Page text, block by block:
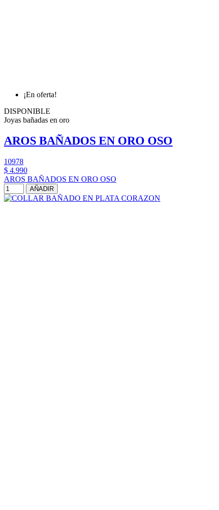
¡En oferta!
DISPONIBLE
Joyas bañadas en oro
AROS BAÑADOS EN ORO OSO
10978
$ 4.990
AROS BAÑADOS EN ORO OSO
AÑADIR